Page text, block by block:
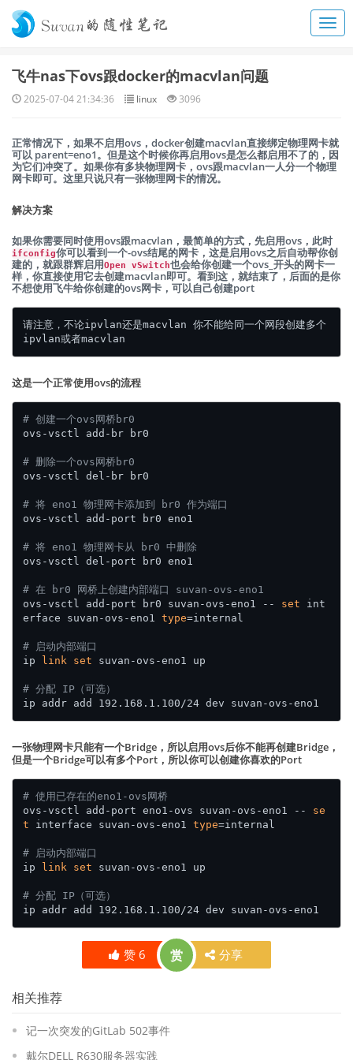
飞牛nas下ovs跟docker的macvlan问题
2025-07-04 21:34:36 linux 3096
正常情况下，如果不启用ovs，docker创建macvlan直接绑定物理网卡就
可以 parent=eno1。但是这个时候你再启用ovs是怎么都启用不了的，因
为它们冲突了。如果你有多块物理网卡，ovs跟macvlan一人分一个物理
网卡即可。这里只说只有一张物理网卡的情况。
解决方案
如果你需要同时使用ovs跟macvlan，最简单的方式，先启用ovs，此时
ifconfig你可以看到一个-ovs结尾的网卡，这是启用ovs之后自动帮你创
建的，就跟群辉启用Open vSwitch也会给你创建一个ovs_开头的网卡一
样，你直接使用它去创建macvlan即可。看到这，就结束了，后面的是你
不想使用飞牛给你创建的ovs网卡，可以自己创建port
请注意，不论ipvlan还是macvlan 你不能给同一个网段创建多个
这是一个正常使用ovs的流程
# 创建一个ovs网桥br0
ovs-vsctl add-br br0
# 删除一个ovs网桥br0
ovs-vsctl del-br br0
# 将 eno1 物理网卡添加到 br0 作为端口
ovs-vsctl add-port br0 eno1
# 将 eno1 物理网卡从 br0 中删除
ovs-vsctl del-port br0 eno1
# 在 br0 网桥上创建内部端口 suvan-ovs-eno1
ovs-vsctl add-port br0 suvan-ovs-eno1 -- set int
erface suvan-ovs-eno1 type=internal
# 启动内部端口
ip
link set suvan-ovs-eno1 up
# 分配 IP（可选）
一张物理网卡只能有一个Bridge，所以启用ovs后你不能再创建Bridge，
但是一个Bridge可以有多个Port，所以你可以创建你喜欢的Port
# 使用已存在的eno1-ovs网桥
ovs-vsctl add-port eno1-ovs suvan-ovs-eno1 -- se
t interface suvan-ovs-eno1 type=internal
# 启动内部端口
ip
link set suvan-ovs-eno1 up
# 分配 IP（可选）
赞 6 赏 分享
相关推荐
记一次突发的GitLab 502事件
戴尔DELL R630服务器实践